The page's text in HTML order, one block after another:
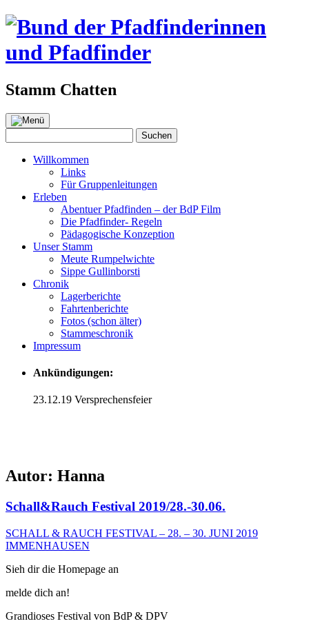
Stamm Chatten
Zum
Inhalt
springen
nach:
Suchen
Willkommen
Links
Für Gruppenleitungen
Erleben
Abentuer Pfadfinden – der BdP Film
Die Pfadfinder- Regeln
Pädagogische Konzeption
Unser Stamm
Meute Rumpelwichte
Sippe Gullinborsti
Chronik
Lagerberichte
Fahrtenberichte
Fotos (schon älter)
Stammeschronik
Impressum
Ankündigungen:
23.12.19 Versprechensfeier
Autor: Hanna
Schall&Rauch Festival 2019/28.-30.06.
SCHALL & RAUCH FESTIVAL – 28. – 30. JUNI 2019
IMMENHAUSEN
Sieh dir die Homepage an
melde dich an!
Grandioses Festival von BdP & DPV